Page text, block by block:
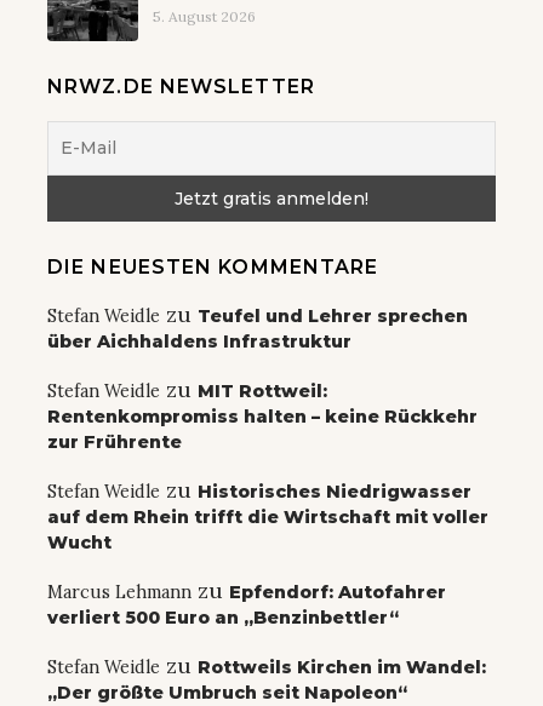
5. August 2026
NRWZ.DE NEWSLETTER
DIE NEUESTEN KOMMENTARE
Stefan Weidle zu Teufel und Lehrer sprechen
über Aichhaldens Infrastruktur
Stefan Weidle zu MIT Rottweil:
Rentenkompromiss halten – keine Rückkehr
zur Frührente
Stefan Weidle zu Historisches Niedrigwasser
auf dem Rhein trifft die Wirtschaft mit voller
Wucht
Marcus Lehmann zu Epfendorf: Autofahrer
verliert 500 Euro an „Benzinbettler“
Stefan Weidle zu Rottweils Kirchen im Wandel:
„Der größte Umbruch seit Napoleon“